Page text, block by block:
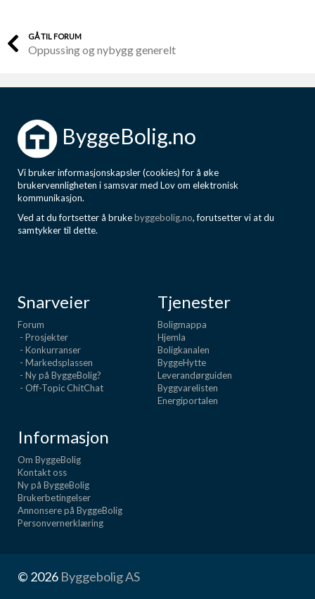
GÅ TIL FORUM
Oppussing og nybygg generelt
ByggeBolig.no
Vi bruker informasjonskapsler (cookies) for å øke
brukervennligheten i samsvar med Lov om elektronisk
kommunikasjon.
Ved at du fortsetter å brukebyggebolig.no, forutsetter vi at du
samtykker til dette.
Snarveier
Forum
- Prosjekter
- Konkurranser
- Markedsplassen
- Ny på ByggeBolig?
- Off-Topic ChitChat
Tjenester
Boligmappa
Hjemla
Boligkanalen
ByggeHytte
Leverandørguiden
Byggvarelisten
Energiportalen
Informasjon
Om ByggeBolig
Kontakt oss
Ny på ByggeBolig
Brukerbetingelser
Annonsere på ByggeBolig
Personvernerklæring
© 2026 Byggebolig AS